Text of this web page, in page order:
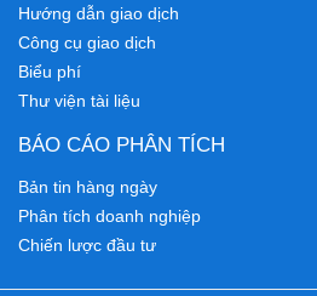
Hướng dẫn giao dịch
Công cụ giao dịch
Biểu phí
Thư viện tài liệu
BÁO CÁO PHÂN TÍCH
Bản tin hàng ngày
Phân tích doanh nghiệp
Chiến lược đầu tư